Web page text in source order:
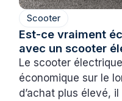
Scooter
Est-ce vraiment
avec un scooter
Le scooter
économique sur le
d’achat plus élevé,